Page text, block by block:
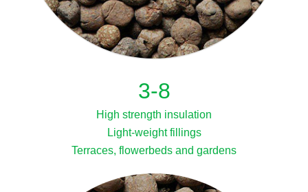
3-8
High strength insulation
Light-weight fillings
Terraces, flowerbeds and gardens